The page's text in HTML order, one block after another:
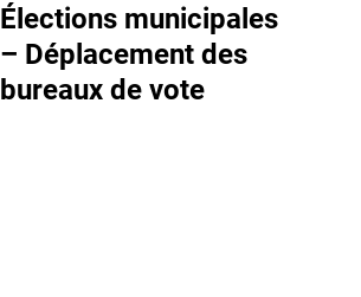
Élections municipales
– Déplacement des
bureaux de vote